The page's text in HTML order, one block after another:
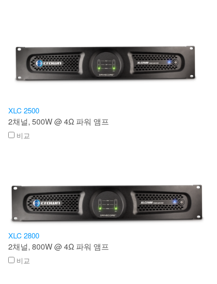
XLC 2500
2채널, 500W @ 4Ω 파워 앰프
비교
XLC 2800
2채널, 800W @ 4Ω 파워 앰프
비교